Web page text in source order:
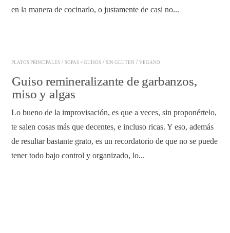
en la manera de cocinarlo, o justamente de casi no...
PLATOS PRINCIPALES /SOPAS + GUISOS /SIN GLUTEN /VEGANO
Guiso remineralizante de garbanzos,
miso y algas
Lo bueno de la improvisación, es que a veces, sin proponértelo,
te salen cosas más que decentes, e incluso ricas. Y eso, además
de resultar bastante grato, es un recordatorio de que no se puede
tener todo bajo control y organizado, lo...